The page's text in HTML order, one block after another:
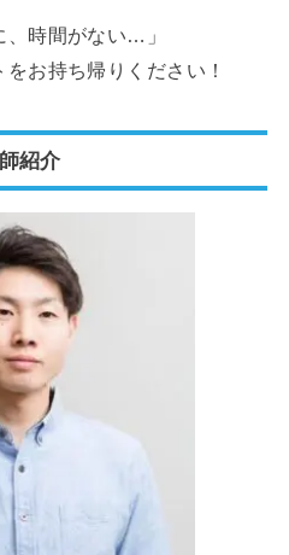
、時間がない…」
お持ち帰りください！
紹介